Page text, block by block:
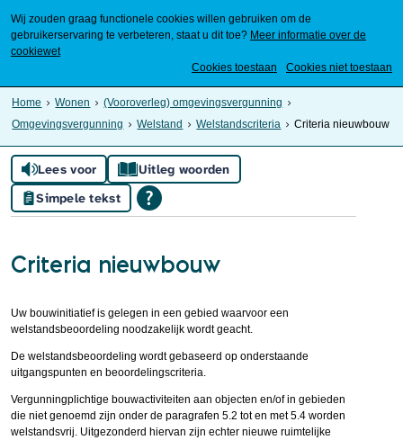
Wij zouden graag functionele cookies willen gebruiken om de
gebruikerservaring te verbeteren, staat u dit toe? Meer informatie over de
cookiewet
Cookies toestaan
Cookies niet toestaan
Home Wonen
(Vooroverleg) omgevingsvergunning
Omgevingsvergunning
Welstand Welstandscriteria Criteria nieuwbouw
Lees voor
Uitleg woorden
Simpele tekst
Criteria nieuwbouw
Uw bouwinitiatief is gelegen in een gebied waarvoor een
welstandsbeoordeling noodzakelijk wordt geacht.
De welstandsbeoordeling wordt gebaseerd op onderstaande
uitgangspunten en beoordelingscriteria.
Vergunningplichtige bouwactiviteiten aan objecten en/of in gebieden
die niet genoemd zijn onder de paragrafen 5.2 tot en met 5.4 worden
welstandsvrij. Uitgezonderd hiervan zijn echter nieuwe ruimtelijke